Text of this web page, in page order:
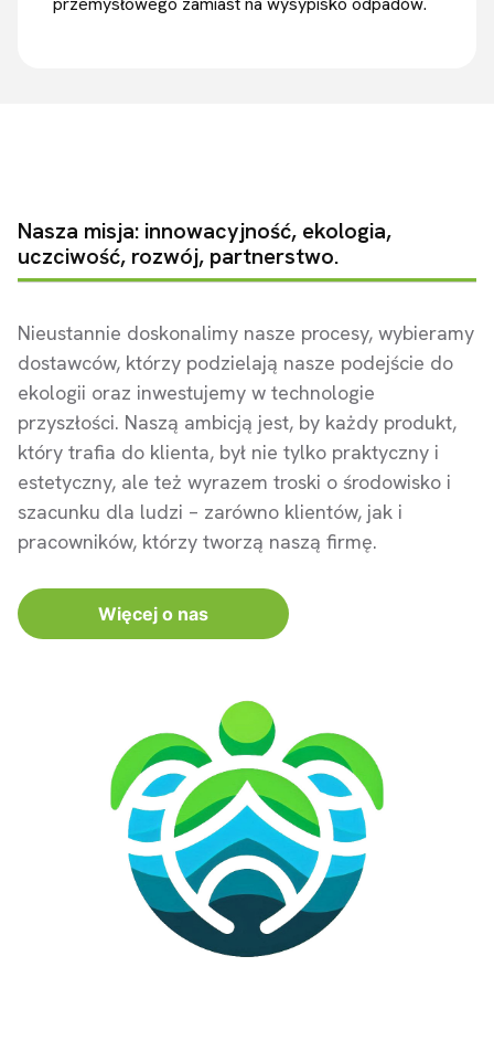
Nasza misja: innowacyjność, ekologia,
uczciwość, rozwój, partnerstwo.
Nieustannie doskonalimy nasze procesy, wybieramy
dostawców, którzy podzielają nasze podejście do
ekologii oraz inwestujemy w technologie
przyszłości. Naszą ambicją jest, by każdy produkt,
który trafia do klienta, był nie tylko praktyczny i
estetyczny, ale też wyrazem troski o środowisko i
szacunku dla ludzi – zarówno klientów, jak i
pracowników, którzy tworzą naszą firmę.
Więcej o nas